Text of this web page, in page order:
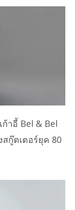
ก้าอี้ Bel & Bel
กู๊ตเตอร์ยุค 80